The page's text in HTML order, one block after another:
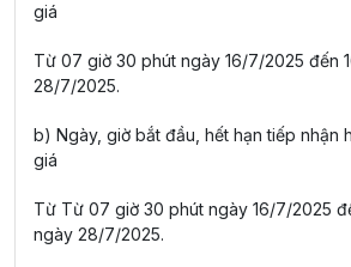
giá
Từ 07 giờ 30 phút ngày 16/7/2025 đến
28/7/2025.
b) Ngày, giờ bắt đầu, hết hạn tiếp nhận
giá
Từ Từ 07 giờ 30 phút ngày 16/7/2025
ngày 28/7/2025.